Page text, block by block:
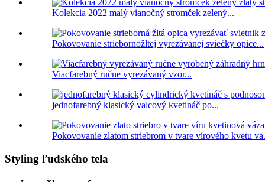
Kolekcia 2022 malý vianočný stromček zelený...
Pokovovanie striebornožltej vyrezávanej sviečky opice...
Viacfarebný ručne vyrezávaný vzor...
jednofarebný klasický valcový kvetináč po...
Pokovovanie zlatom striebrom v tvare vírového kvetu
Styling ľudského tela